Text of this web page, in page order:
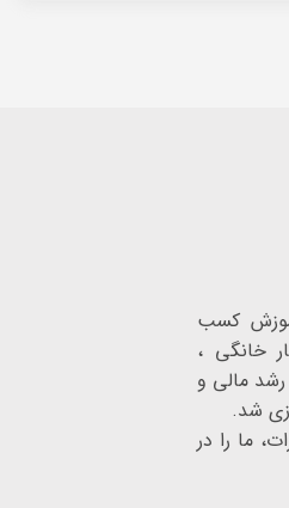
کسب
خانگی ،
مالی و
ما را در